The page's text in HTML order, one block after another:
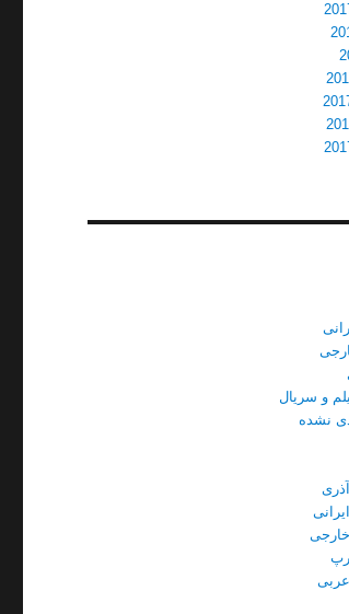
و سریال
نشده